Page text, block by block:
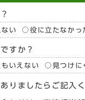
い 役に立たなかっ
すか？
いえない 見つけに
りましたらご記入く